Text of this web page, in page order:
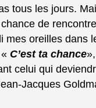
tous les jours.
chance de
mes oreilles dans
C’est ta chance
celui qui
Jacques